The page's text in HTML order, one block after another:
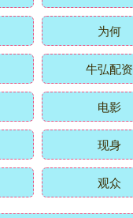
为何
牛弘配资
电影
现身
观众